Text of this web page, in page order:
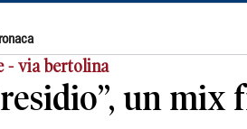
- via bertolina
un mix